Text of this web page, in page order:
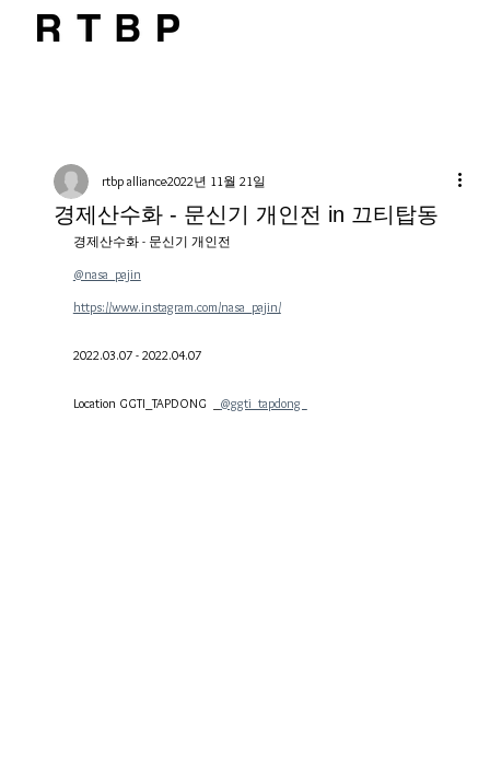
경제산수화 - 문신기 개인전 in 끄티탑동
rtbp alliance2022년 11월 21일
경제산수화 - 문신기 개인전
@nasa_pajin
https://www.instagram.com/nasa_pajin/
2022.03.07 - 2022.04.07
Location GGTI_TAPDONG  _ @ggti_tapdong